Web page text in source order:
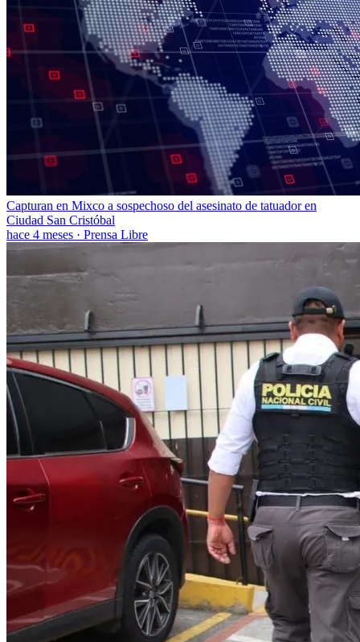
Capturan en Mixco a sospechoso del asesinato de tatuador en
Ciudad San Cristóbal
hace 4 meses · Prensa Libre